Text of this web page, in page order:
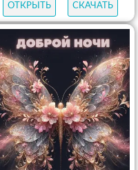
ОТКРЫТЬ СКАЧАТЬ